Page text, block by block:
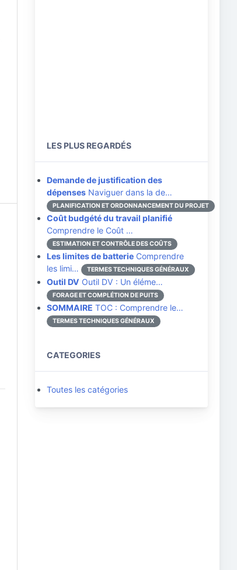
LES PLUS REGARDÉS
Demande de justification des
dépenses Naviguer dans la de…
PLANIFICATION ET ORDONNANCEMENT DU PROJET
Coût budgété du travail planifié
Comprendre le Coût …
ESTIMATION ET CONTRÔLE DES COÛTS
Les limites de batterie Comprendre
les limi…
TERMES TECHNIQUES GÉNÉRAUX
Outil DV Outil DV : Un éléme…
FORAGE ET COMPLÉTION DE PUITS
SOMMAIRE TOC : Comprendre le…
TERMES TECHNIQUES GÉNÉRAUX
CATEGORIES
Toutes les catégories